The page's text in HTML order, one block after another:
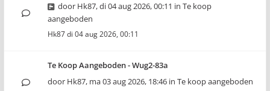
door Hk87,di 04 aug 2026, 00:11 in Te koop
aangeboden
Hk87di 04 aug 2026, 00:11
Te Koop Aangeboden - Wug2-83a
door Hk87, ma 03 aug 2026, 18:46 in Te koop aangeboden